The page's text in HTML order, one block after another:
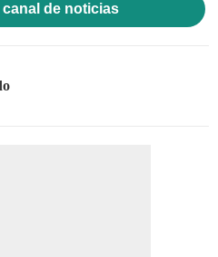
canal de noticias